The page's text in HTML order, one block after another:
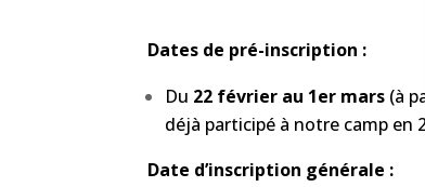
Dates de pré-inscription :
Du 22 février au 1er mars(à
déjà participé à notre camp en
Date d’inscription générale :